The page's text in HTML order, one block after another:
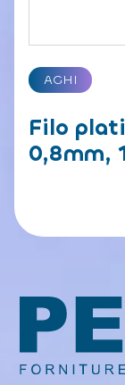
AGHI
Filo
0,8mm,